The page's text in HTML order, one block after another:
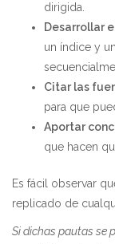
dirigida.
Desarrollar
un índice y
Citar las
para que
Aportar
que hacen
Es fácil observar
replicado de
Si dichas pautas se